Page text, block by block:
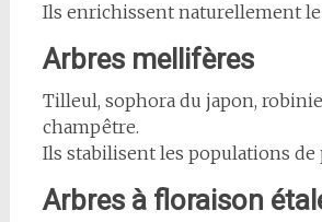
Ils enrichissent naturellement le
Arbres mellifères
Tilleul, sophora du japon,
champêtre.
Ils stabilisent les populations de
Arbres à floraison